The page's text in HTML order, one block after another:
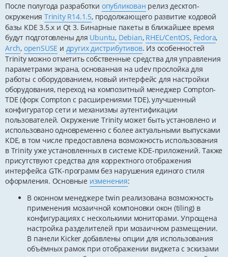
о
щ
е
и
е
После полугода разработки опубликован релиз десктоп-
окруженияTrinity R14.1.5, продолжающего развитие кодовой
базы KDE 3.5.x и Qt 3. Бинарные пакеты в ближайшее время
будут подготовлены для Ubuntu, Debian, RHEL/CentOS, Fedora,
Arch, openSUSE и других дистрибутивов. Из особенностей
Trinity можно отметить собственные средства для управления
параметрами экрана, основанная на udev прослойка для
работы с оборудованием, новый интерфейс для настройки
оборудования, переход на композитный менеджер Compton-
TDE (форк Compton с расширениями TDE), улучшенный
конфигуратор сети и механизмы аутентификации
пользователей. Окружение Trinity может быть установлено и
использовано одновременно с более актуальными выпусками
KDE, в том числе предоставлена возможность использования
в Trinity уже установленных в системе KDE-приложений. Также
присутствуют средства для корректного отображения
интерфейса GTK-программ без нарушения единого стиля
оформления. Основные изменения:
В оконном менеджере twin реализована возможность
применения мозаичной компоновки окон (tiling) в
конфигурациях с несколькими мониторами. Упрощена
настройка разделителей при мозаичном размещении.
В панели Kicker добавлены опции для использования
объёмных рамок при отображении виджета с эскизами